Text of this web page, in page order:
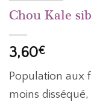
Chou Kale
3,60€
Population aux
moins